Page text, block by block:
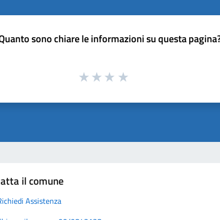
sono chiare le informazioni su questa
il comune
Assistenza